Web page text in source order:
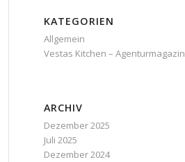
KATEGORIEN
Allgemein
Vestas Kitchen – Agenturmagazin
ARCHIV
Dezember 2025
Juli 2025
Dezember 2024